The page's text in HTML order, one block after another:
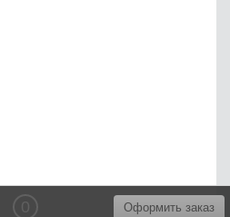
Оформить заказ
0